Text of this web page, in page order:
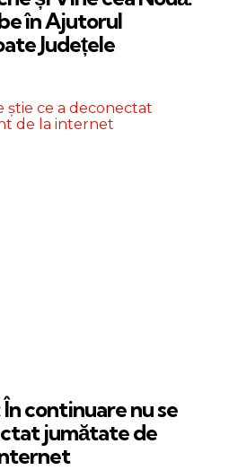
în Ajutorul
Județele
continuare nu se
jumătate de